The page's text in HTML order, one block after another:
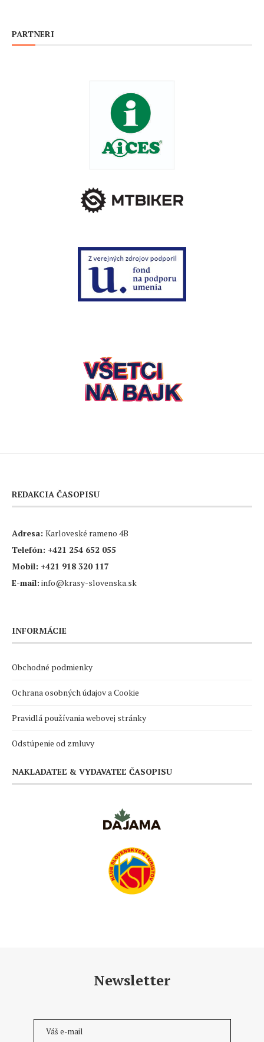
PARTNERI
REDAKCIA ČASOPISU
Adresa: Karloveské rameno 4B
Telefón: +421 254 652 055
Mobil: +421 918 320 117
E-mail: info@krasy-slovenska.sk
INFORMÁCIE
Obchodné podmienky
Ochrana osobných údajov a Cookie
Pravidlá používania webovej stránky
Odstúpenie od zmluvy
NAKLADATEĽ & VYDAVATEĽ ČASOPISU
Newsletter